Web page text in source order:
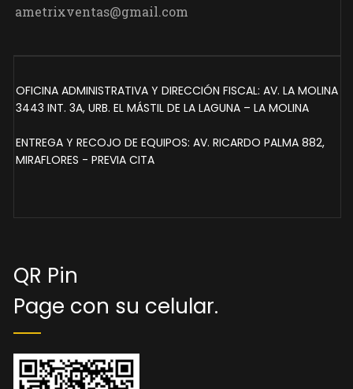
ametrixventas@gmail.com
OFICINA ADMINISTRATIVA Y DIRECCIÓN FISCAL: AV. LA MOLINA
3443 INT. 3A, URB. EL MÁSTIL DE LA LAGUNA – LA MOLINA
ENTREGA Y RECOJO DE EQUIPOS: AV. RICARDO PALMA 882,
MIRAFLORES - PREVIA CITA
QR Pin
Page con su celular.